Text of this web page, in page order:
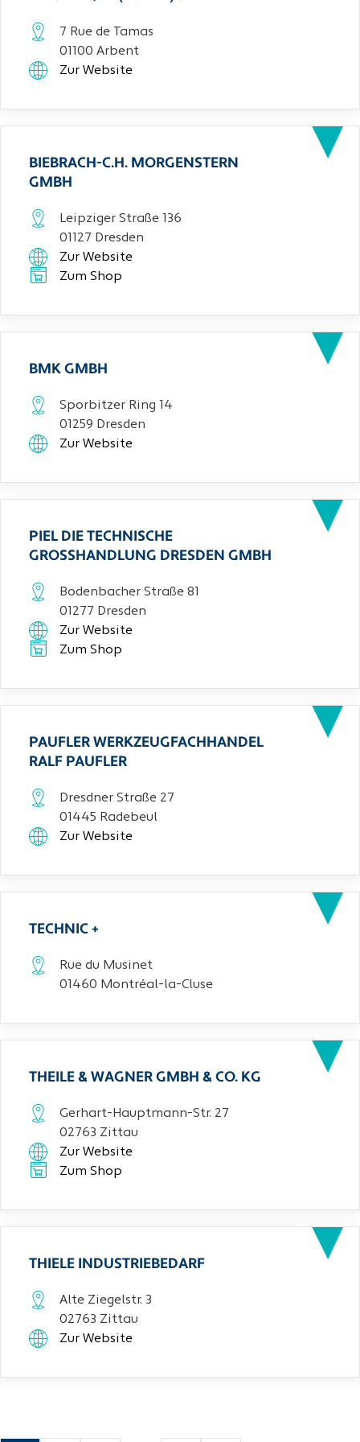
7 Rue de Tamas
01100 Arbent
Zur Website
BIEBRACH-C.H. MORGENSTERN
GMBH
Leipziger Straße 136
01127 Dresden
Zur Website
Zum Shop
BMK GMBH
Sporbitzer Ring 14
01259 Dresden
Zur Website
PIEL DIE TECHNISCHE
GROSSHANDLUNG DRESDEN GMBH
Bodenbacher Straße 81
01277 Dresden
Zur Website
Zum Shop
PAUFLER WERKZEUGFACHHANDEL
RALF PAUFLER
Dresdner Straße 27
01445 Radebeul
Zur Website
TECHNIC +
Rue du Musinet
01460 Montréal-la-Cluse
THEILE & WAGNER GMBH & CO. KG
Gerhart-Hauptmann-Str. 27
02763 Zittau
Zur Website
Zum Shop
THIELE INDUSTRIEBEDARF
Alte Ziegelstr. 3
02763 Zittau
Zur Website